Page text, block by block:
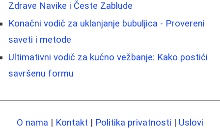
Zdrave Navike i Česte Zablude
Konačni vodič za uklanjanje bubuljica - Provereni
saveti i metode
Ultimativni vodič za kućno vežbanje: Kako postići
savršenu formu
O nama | Kontakt | Politika privatnosti | Uslovi